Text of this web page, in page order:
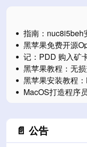
指南：nuc8i5beh
黑苹果免费开源
记：PDD 购入矿
黑苹果教程：无
黑苹果安装教程
MacOS打造程序
📄 公告